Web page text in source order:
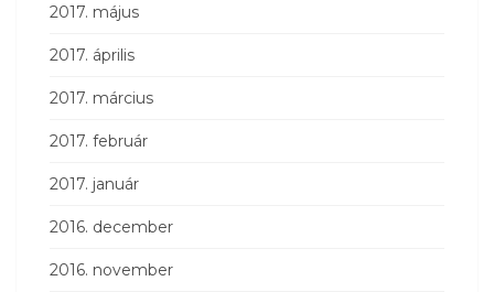
2017. május
2017. április
2017. március
2017. február
2017. január
2016. december
2016. november